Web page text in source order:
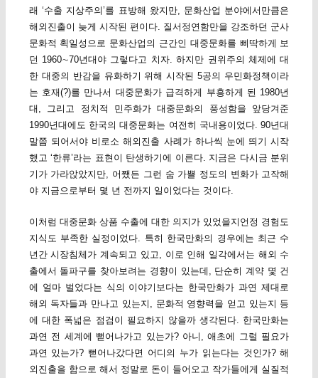
래 ‘수출 지상주의’를 표방해 왔지만, 문화산업 분야에서만큼은
해외진출이 늦게 시작된 편이다. 질서정연함만을 강조하던 군사
문화적 획일성으로 문화산업의 근간인 대중문화를 삐딱하게 보
던 1960∼70년대야 그렇다고 치자. 하지만 권위주의 체제에 대
한 대중의 반감을 유화하기 위해 시작된 5공의 우민화정책이라
는 호재(?)를 만나서 대중문화가 급격하게 부흥하게 된 1980년
대, 그리고 정치적 민주화가 대중문화의 풍성함을 앞당겨준
1990년대에도 한국의 대중문화는 여전히 국내용이었다. 90년대
말쯤 되어서야 비로소 해외진출 사례가 하나씩 눈에 띄기 시작
했고 ‘한류’라는 표현이 탄생하기에 이른다. 지금은 다시금 분위
기가 가라앉았지만, 어쨌든 그런 숨 가쁠 정도의 변화가 고작해
야 지금으로부터 몇 년 전까지 일이었다는 것이다.
이처럼 대중문화 상품 수출에 대한 의지가 있었을지언정 경험도
지식도 부족한 실정이었다. 특히 한국만화의 경우에는 최근 수
년간 시장침체가 계속되고 있고, 이로 인해 일각에서는 해외 수
출에서 돌파구를 찾아보려는 경향이 있는데, 단순히 계약 몇 건
에 얼마 벌었다는 식의 이야기보다는 한국만화가 과연 제대로
해외 독자들과 만나고 있는지, 문화적 영향력을 얻고 있는지 등
에 대한 폭넓은 점검이 필요하지 않을까 생각된다. 한국만화는
과연 전 세계에 뻗어나가고 있는가? 아니, 애초에 그럴 필요가
과연 있는가? 뻗어나갔다면 어디의 누가 읽는다는 것인가? 해
외진출을 함으로 해서 정말로 돈이 들어오고 작가들에게 실질적